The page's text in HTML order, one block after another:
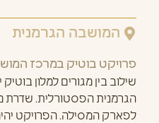
המושבה הגרמנית
פרויקט בוטיק במרכז
שילוב בין מגורים למלון
הגרמנית הפסטורלית. שדרת
לפארק המסילה. הפרויקט